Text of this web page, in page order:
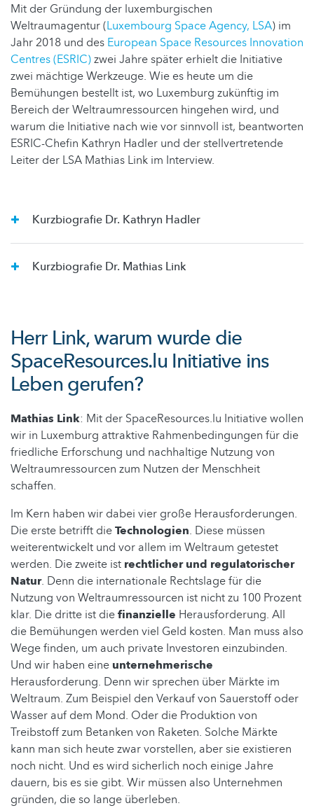
Mit der Gründung der luxemburgischen
Weltraumagentur (Luxembourg Space Agency, LSA) im
Jahr 2018 und des European Space Resources Innovation
Centres (ESRIC)zwei Jahre später erhielt die Initiative
zwei mächtige Werkzeuge. Wie es heute um die
Bemühungen bestellt ist, wo Luxemburg zukünftig im
Bereich der Weltraumressourcen hingehen wird, und
warum die Initiative nach wie vor sinnvoll ist, beantworten
ESRIC-Chefin Kathryn Hadler und der stellvertretende
Leiter der LSA Mathias Link im Interview.
Kurzbiografie Dr. Kathryn Hadler
Kurzbiografie Dr. Mathias Link
Herr Link, warum wurde die
SpaceResources.lu Initiative ins
Leben gerufen?
Mathias Link: Mit der SpaceResources.lu Initiative wollen
wir in Luxemburg attraktive Rahmenbedingungen für die
friedliche Erforschung und nachhaltige Nutzung von
Weltraumressourcen zum Nutzen der Menschheit
schaffen.
Im Kern haben wir dabei vier große Herausforderungen.
Die erste betrifft dieTechnologien. Diese müssen
weiterentwickelt und vor allem im Weltraum getestet
werden. Die zweite ist rechtlicher und regulatorischer
Natur. Denn die internationale Rechtslage für die
Nutzung von Weltraumressourcen ist nicht zu 100 Prozent
klar. Die dritte ist diefinanzielle Herausforderung. All
die Bemühungen werden viel Geld kosten. Man muss also
Wege finden, um auch private Investoren einzubinden.
Und wir haben eine unternehmerische
Herausforderung. Denn wir sprechen über Märkte im
Weltraum. Zum Beispiel den Verkauf von Sauerstoff oder
Wasser auf dem Mond. Oder die Produktion von
Treibstoff zum Betanken von Raketen. Solche Märkte
kann man sich heute zwar vorstellen, aber sie existieren
noch nicht. Und es wird sicherlich noch einige Jahre
dauern, bis es sie gibt. Wir müssen also Unternehmen
gründen, die so lange überleben.